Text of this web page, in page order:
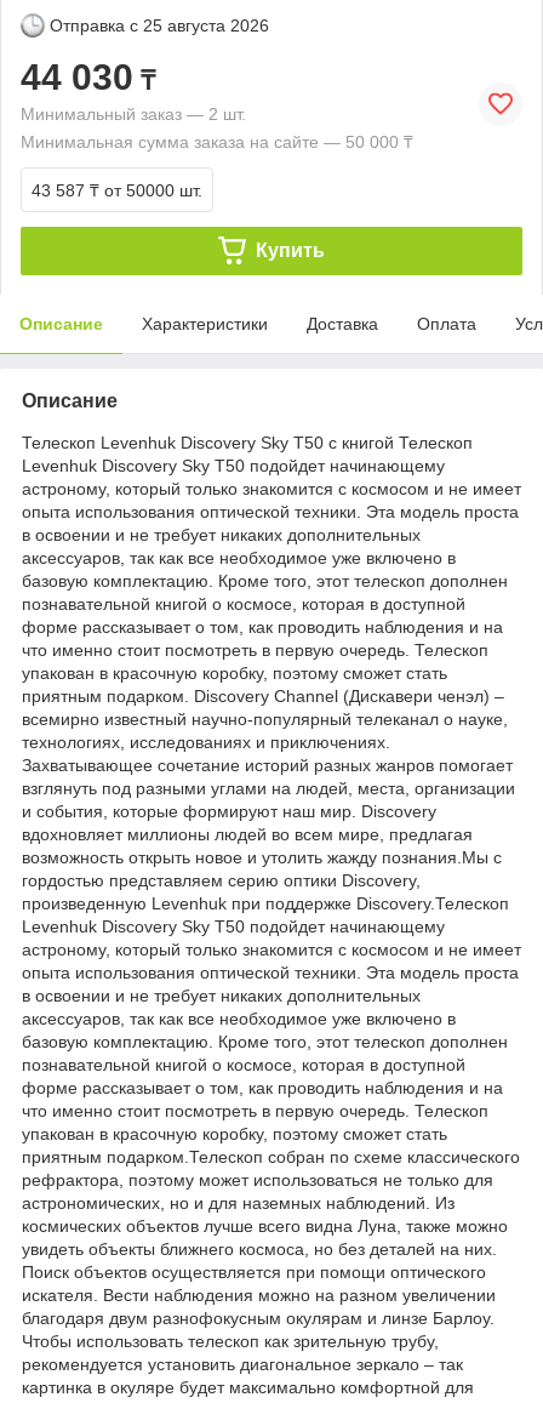
Отправка с 25 августа 2026
44 030 ₸
Минимальный заказ — 2 шт.
Минимальная сумма заказа на сайте — 50 000 ₸
43 587 ₸ от 50000 шт.
Купить
Описание Характеристики Доставка Оплата
Описание
Телескоп Levenhuk Discovery Sky T50 с книгой Телескоп
Levenhuk Discovery Sky T50 подойдет начинающему
астроному, который только знакомится с космосом и не имеет
опыта использования оптической техники. Эта модель проста
в освоении и не требует никаких дополнительных
аксессуаров, так как все необходимое уже включено в
базовую комплектацию. Кроме того, этот телескоп дополнен
познавательной книгой о космосе, которая в доступной
форме рассказывает о том, как проводить наблюдения и на
что именно стоит посмотреть в первую очередь. Телескоп
упакован в красочную коробку, поэтому сможет стать
приятным подарком. Discovery Channel (Дискавери ченэл) –
всемирно известный научно-популярный телеканал о науке,
технологиях, исследованиях и приключениях.
Захватывающее сочетание историй разных жанров помогает
взглянуть под разными углами на людей, места, организации
и события, которые формируют наш мир. Discovery
вдохновляет миллионы людей во всем мире, предлагая
возможность открыть новое и утолить жажду познания.Мы с
гордостью представляем серию оптики Discovery,
произведенную Levenhuk при поддержке Discovery.Телескоп
Levenhuk Discovery Sky T50 подойдет начинающему
астроному, который только знакомится с космосом и не имеет
опыта использования оптической техники. Эта модель проста
в освоении и не требует никаких дополнительных
аксессуаров, так как все необходимое уже включено в
базовую комплектацию. Кроме того, этот телескоп дополнен
познавательной книгой о космосе, которая в доступной
форме рассказывает о том, как проводить наблюдения и на
что именно стоит посмотреть в первую очередь. Телескоп
упакован в красочную коробку, поэтому сможет стать
приятным подарком.Телескоп собран по схеме классического
рефрактора, поэтому может использоваться не только для
астрономических, но и для наземных наблюдений. Из
космических объектов лучше всего видна Луна, также можно
увидеть объекты ближнего космоса, но без деталей на них.
Поиск объектов осуществляется при помощи оптического
искателя. Вести наблюдения можно на разном увеличении
благодаря двум разнофокусным окулярам и линзе Барлоу.
Чтобы использовать телескоп как зрительную трубу,
рекомендуется установить диагональное зеркало – так
картинка в окуляре будет максимально комфортной для